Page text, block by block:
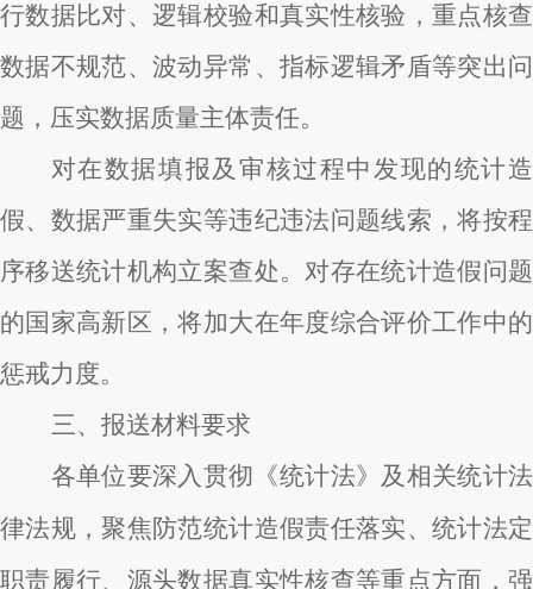
行数据比对、逻辑校验和真实性核验，重点核查
数据不规范、波动异常、指标逻辑矛盾等突出问
题，压实数据质量主体责任。
对在数据填报及审核过程中发现的统计造
假、数据严重失实等违纪违法问题线索，将按程
序移送统计机构立案查处。对存在统计造假问题
的国家高新区，将加大在年度综合评价工作中的
惩戒力度。
三、 报送材料要求
各单位要深入贯彻《统计法》及相关统计法
律法规，聚焦防范统计造假责任落实、统计法定
职责履行、源头数据真实性核查等重点方面，强